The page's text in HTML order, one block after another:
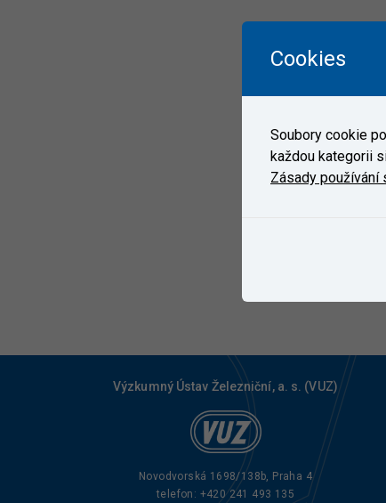
Výzkumný Ústav Železniční, a. s. (VUZ)
Novodvorská 1698/138b, Praha 4
telefon: +420 241 493 135
Cookies
Soubory cookie
každou kategorii
Zásady používání